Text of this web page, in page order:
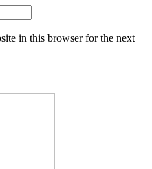
in this browser for the next